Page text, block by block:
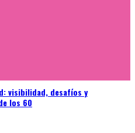
visibilidad, desafíos y
los 60